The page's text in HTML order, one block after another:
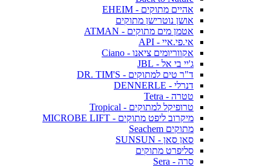
אהיים מתוקים - EHEIM
אושן נוטרישן מתוקים
אטמן מים מתוקים - ATMAN
אי.פי.איי - API
אקווריומים ציאנו - Ciano
ג'יי בי אל - JBL
ד"ר טים למתוקים - DR. TIM'S
דנרלי - DENNERLE
טטרה - Tetra
טרופיקל למתוקים - Tropical
מיקרוב ליפט מתוקים - MICROBE LIFT
מתוקים Seachem
סאן סאן - SUNSUN
סליפרט מתוקים
סרה - Sera